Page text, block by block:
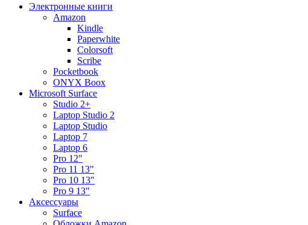
Электронные книги
Amazon
Kindle
Paperwhite
Colorsoft
Scribe
Pocketbook
ONYX Boox
Microsoft Surface
Studio 2+
Laptop Studio 2
Laptop Studio
Laptop 7
Laptop 6
Pro 12"
Pro 11 13"
Pro 10 13"
Pro 9 13"
Аксессуары
Surface